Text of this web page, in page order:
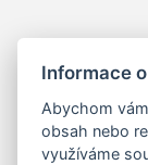
Informace
Abychom
obsah nebo
využíváme